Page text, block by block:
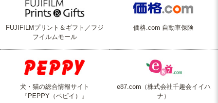
FUJIFILMプリント＆ギフト／フジ
フイルムモール
価格.com 自動車保険
犬・猫の総合情報サイト
『PEPPY（ペピイ）』
e87.com（株式会社千趣会イイハ
ナ）